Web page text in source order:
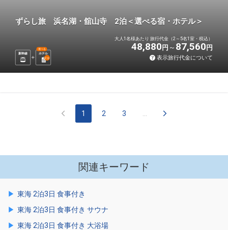
ずらし旅 浜名湖・舘山寺 2泊＜選べる宿・ホテル＞
新幹線 ホテル
選べる
2泊
大人1名様あたり 旅行代金（2～5名1室・税込）
48,880 円 87,560 円
表示旅行代金について
1 2 3
関連キーワード
東海 2泊3日 食事付き
東海 2泊3日 食事付き サウナ
東海 2泊3日 食事付き 大浴場